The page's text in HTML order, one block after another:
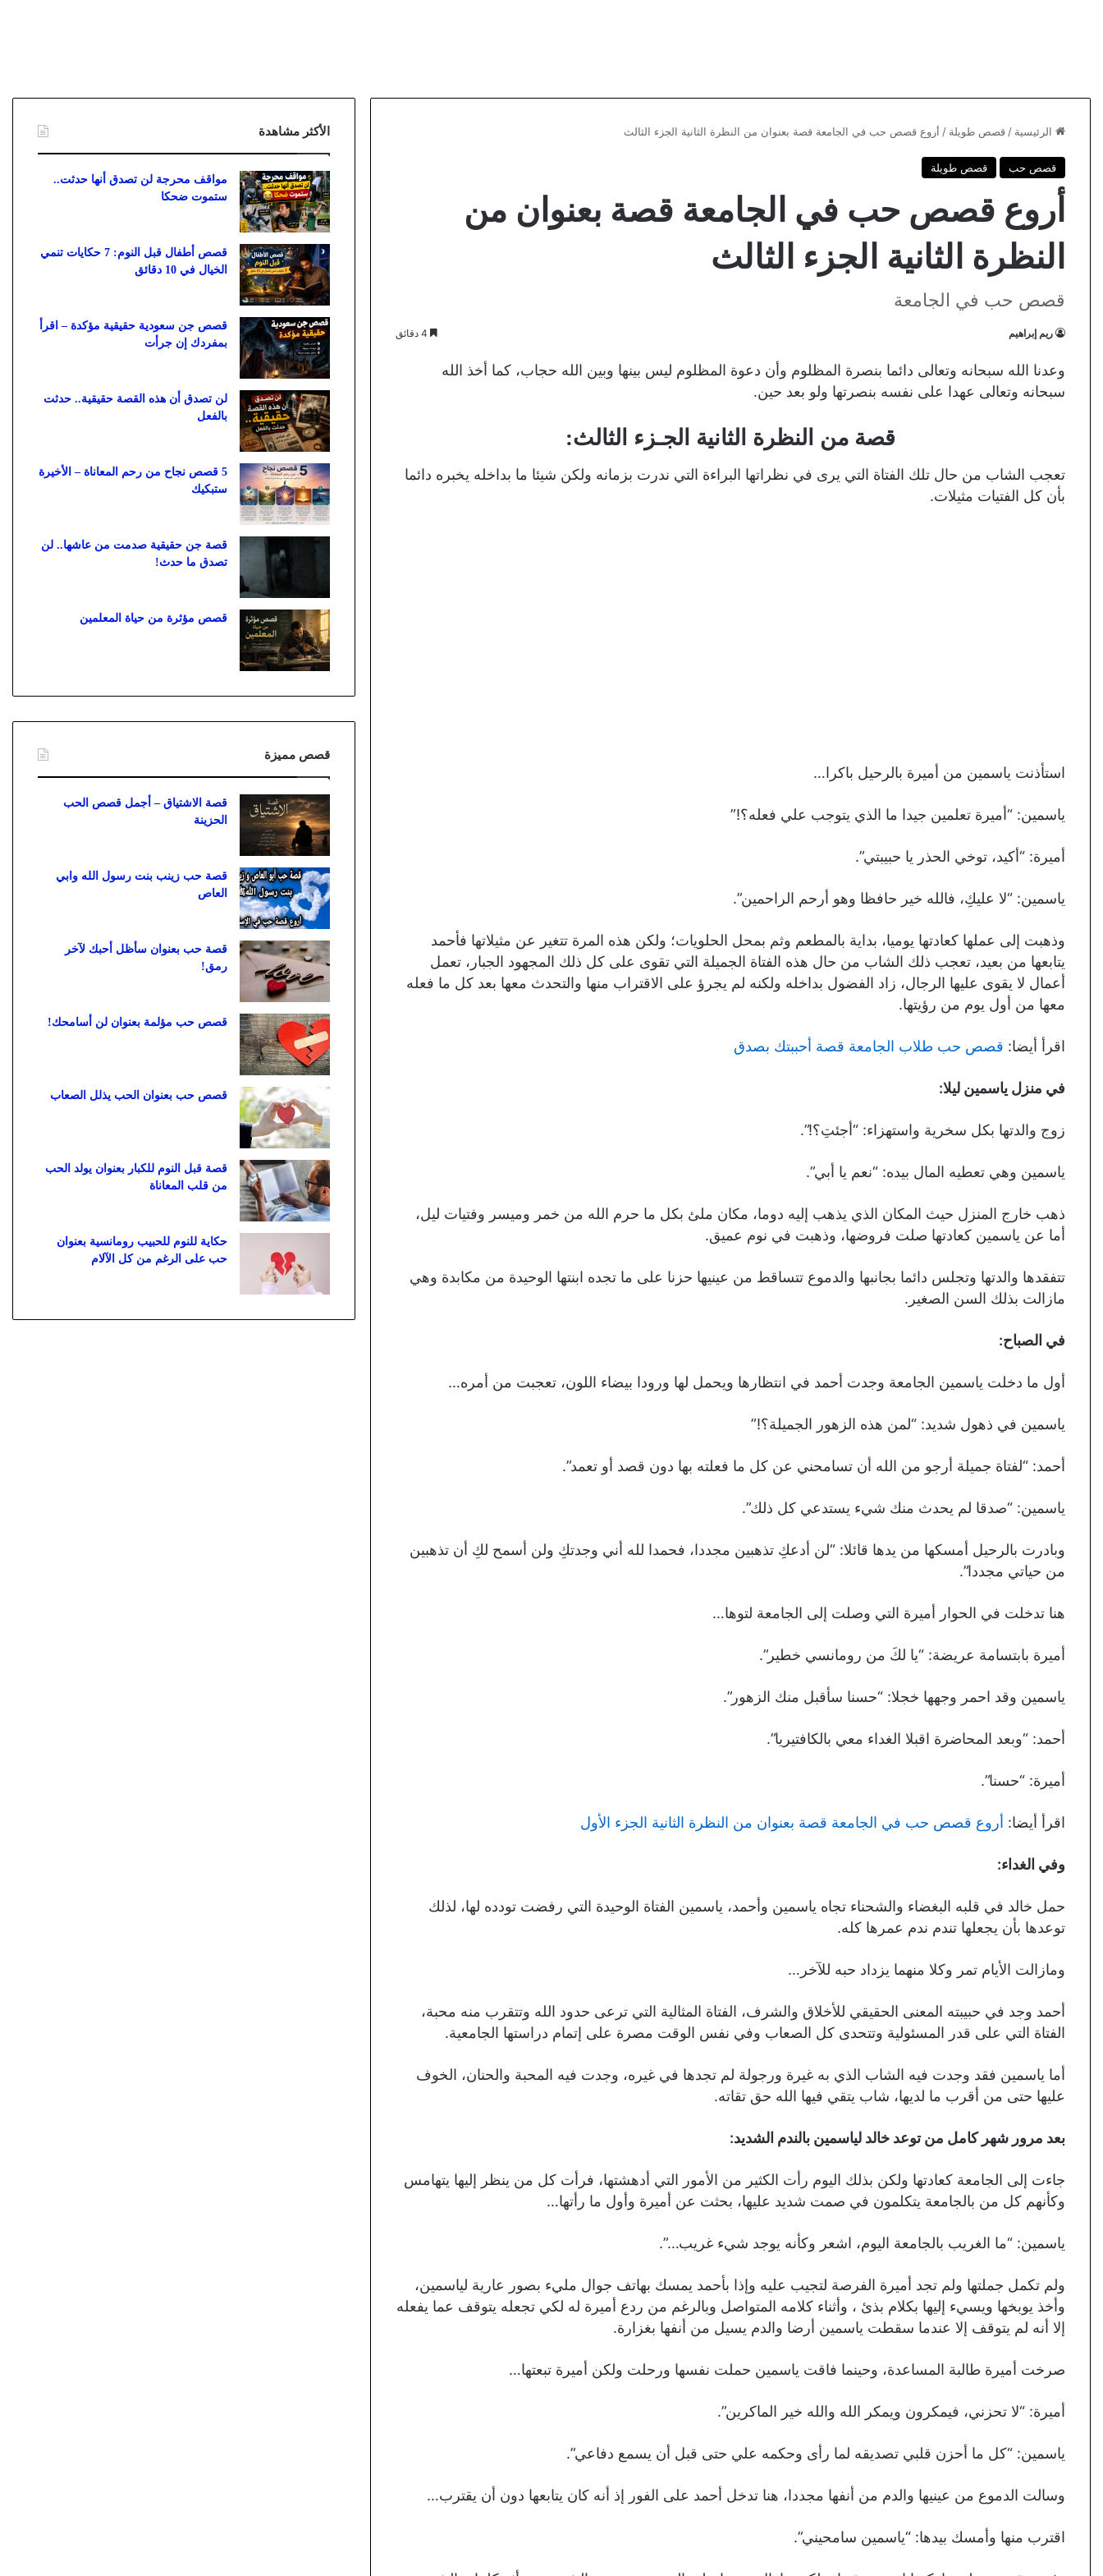
الرئيسية / قصص طويلة / أروع قصص حب في الجامعة قصة بعنوان من النظرة الثانية الجزء الثالث
قصص حب قصص طويلة
أروع قصص حب في الجامعة قصة بعنوان من
النظرة الثانية الجزء الثالث
قصص حب في الجامعة
ريم إبراهيم
وعدنا الله سبحانه وتعالى دائما بنصرة المظلوم وأن دعوة المظلوم ليس بينها وبين الله حجاب، كما أخذ الله
سبحانه وتعالى عهدا على نفسه بنصرتها ولو بعد حين.
قصة من النظرة الثانية الجـزء الثالث:
تعجب الشاب من حال تلك الفتاة التي يرى في نظراتها البراءة التي ندرت بزمانه ولكن شيئا ما بداخله يخبره دائما
بأن كل الفتيات مثيلات.
استأذنت ياسمين من أميرة بالرحيل باكرا…
ياسمين: “أميرة تعلمين جيدا ما الذي يتوجب علي فعله؟!”
أميرة: “أكيد، توخي الحذر يا حبيبتي”.
ياسمين: “لا عليكِ، فالله خير حافظا وهو أرحم الراحمين”.
وذهبت إلى عملها كعادتها يوميا، بداية بالمطعم وثم بمحل الحلويات؛ ولكن هذه المرة تتغير عن مثيلاتها فأحمد
يتابعها من بعيد، تعجب ذلك الشاب من حال هذه الفتاة الجميلة التي تقوى على كل ذلك المجهود الجبار، تعمل
أعمال لا يقوى عليها الرجال، زاد الفضول بداخله ولكنه لم يجرؤ على الاقتراب منها والتحدث معها بعد كل ما فعله
معها من أول يوم من رؤيتها.
اقرأ أيضا: قصص حب طلاب الجامعة قصة أحببتك بصدق
في منزل ياسمين ليلا:
زوج والدتها بكل سخرية واستهزاء: “أجئتِ؟!”.
ياسمين وهي تعطيه المال بيده: “نعم يا أبي”.
ذهب خارج المنزل حيث المكان الذي يذهب إليه دوما، مكان ملئ بكل ما حرم الله من خمر وميسر وفتيات ليل،
أما عن ياسمين كعادتها صلت فروضها، وذهبت في نوم عميق.
تتفقدها والدتها وتجلس دائما بجانبها والدموع تتساقط من عينيها حزنا على ما تجده ابنتها الوحيدة من مكابدة وهي
مازالت بذلك السن الصغير.
في الصباح:
أول ما دخلت ياسمين الجامعة وجدت أحمد في انتظارها ويحمل لها ورودا بيضاء اللون، تعجبت من أمره…
ياسمين في ذهول شديد: “لمن هذه الزهور الجميلة؟!”
أحمد: “لفتاة جميلة أرجو من الله أن تسامحني عن كل ما فعلته بها دون قصد أو تعمد”.
ياسمين: “صدقا لم يحدث منك شيء يستدعي كل ذلك”.
وبادرت بالرحيل أمسكها من يدها قائلا: “لن أدعكِ تذهبين مجددا، فحمدا لله أني وجدتكِ ولن أسمح لكِ أن تذهبين
من حياتي مجددا”.
هنا تدخلت في الحوار أميرة التي وصلت إلى الجامعة لتوها…
أميرة بابتسامة عريضة: “يا لكَ من رومانسي خطير”.
ياسمين وقد احمر وجهها خجلا: “حسنا سأقبل منك الزهور”.
أحمد: “وبعد المحاضرة اقبلا الغداء معي بالكافتيريا”.
أميرة: “حسنا”.
اقرأ أيضا: أروع قصص حب في الجامعة قصة بعنوان من النظرة الثانية الجزء الأول
وفي الغداء:
حمل خالد في قلبه البغضاء والشحناء تجاه ياسمين وأحمد، ياسمين الفتاة الوحيدة التي رفضت تودده لها، لذلك
توعدها بأن يجعلها تندم ندم عمرها كله.
ومازالت الأيام تمر وكلا منهما يزداد حبه للآخر…
أحمد وجد في حبيبته المعنى الحقيقي للأخلاق والشرف، الفتاة المثالية التي ترعى حدود الله وتتقرب منه محبة،
الفتاة التي على قدر المسئولية وتتحدى كل الصعاب وفي نفس الوقت مصرة على إتمام دراستها الجامعية.
أما ياسمين فقد وجدت فيه الشاب الذي به غيرة ورجولة لم تجدها في غيره، وجدت فيه المحبة والحنان، الخوف
عليها حتى من أقرب ما لديها، شاب يتقي فيها الله حق تقاته.
بعد مرور شهر كامل من توعد خالد لياسمين بالندم الشديد:
جاءت إلى الجامعة كعادتها ولكن بذلك اليوم رأت الكثير من الأمور التي أدهشتها، فرأت كل من ينظر إليها يتهامس
وكأنهم كل من بالجامعة يتكلمون في صمت شديد عليها، بحثت عن أميرة وأول ما رأتها…
ياسمين: “ما الغريب بالجامعة اليوم، اشعر وكأنه يوجد شيء غريب…”.
ولم تكمل جملتها ولم تجد أميرة الفرصة لتجيب عليه وإذا بأحمد يمسك بهاتف جوال مليء بصور عارية لياسمين،
وأخذ يوبخها ويسيء إليها بكلام بذئ ، وأثناء كلامه المتواصل وبالرغم من ردع أميرة له لكي تجعله يتوقف عما يفعله
إلا أنه لم يتوقف إلا عندما سقطت ياسمين أرضا والدم يسيل من أنفها بغزارة.
صرخت أميرة طالبة المساعدة، وحينما فاقت ياسمين حملت نفسها ورحلت ولكن أميرة تبعتها…
أميرة: “لا تحزني، فيمكرون ويمكر الله والله خير الماكرين”.
ياسمين: “كل ما أحزن قلبي تصديقه لما رأى وحكمه علي حتى قبل أن يسمع دفاعي”.
وسالت الدموع من عينيها والدم من أنفها مجددا، هنا تدخل أحمد على الفور إذ أنه كان يتابعها دون أن يقترب…
اقترب منها وأمسك بيدها: “ياسمين سامحيني”.
الأكثر مشاهدة
مواقف محرجة لن تصدق أنها حدثت..
ستموت ضحكا
قصص أطفال قبل النوم: 7 حكايات تنمي
الخيال في 10 دقائق
قصص جن سعودية حقيقية مؤكدة – اقرأ
بمفردك إن جرأت
لن تصدق أن هذه القصة حقيقية.. حدثت
بالفعل
5 قصص نجاح من رحم المعاناة – الأخيرة
ستبكيك
قصة جن حقيقية صدمت من عاشها.. لن
تصدق ما حدث!
قصص مؤثرة من حياة المعلمين
قصص مميزة
قصة الاشتياق – أجمل قصص الحب
الحزينة
قصة حب زينب بنت رسول الله وابي
العاص
قصة حب بعنوان سأظل أحبك لآخر
رمق!
قصص حب مؤلمة بعنوان لن أسامحك!
قصص حب بعنوان الحب يذلل الصعاب
قصة قبل النوم للكبار بعنوان يولد الحب
من قلب المعاناة
حكاية للنوم للحبيب رومانسية بعنوان
حب على الرغم من كل الآلام